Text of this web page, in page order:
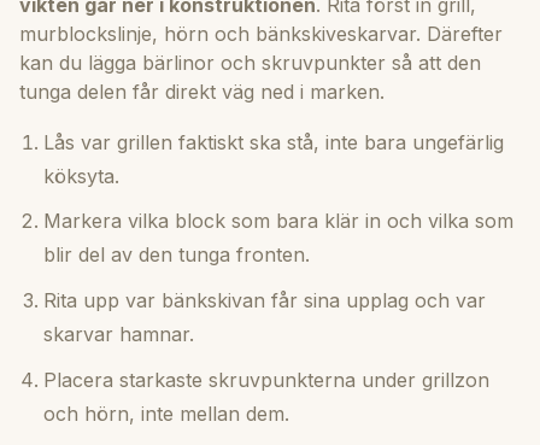
murblockslinje, hörn och bänkskiveskarvar. Därefter
kan du lägga bärlinor och skruvpunkter så att den
tunga delen får direkt väg ned i marken.
Lås var grillen faktiskt ska stå, inte bara ungefärlig
köksyta.
Markera vilka block som bara klär in och vilka som
blir del av den tunga fronten.
Rita upp var bänkskivan får sina upplag och var
skarvar hamnar.
Placera starkaste skruvpunkterna under grillzon
och hörn, inte mellan dem.